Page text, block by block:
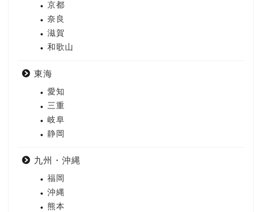
京都
奈良
滋賀
和歌山
東海
愛知
三重
岐阜
静岡
九州・沖縄
福岡
沖縄
熊本